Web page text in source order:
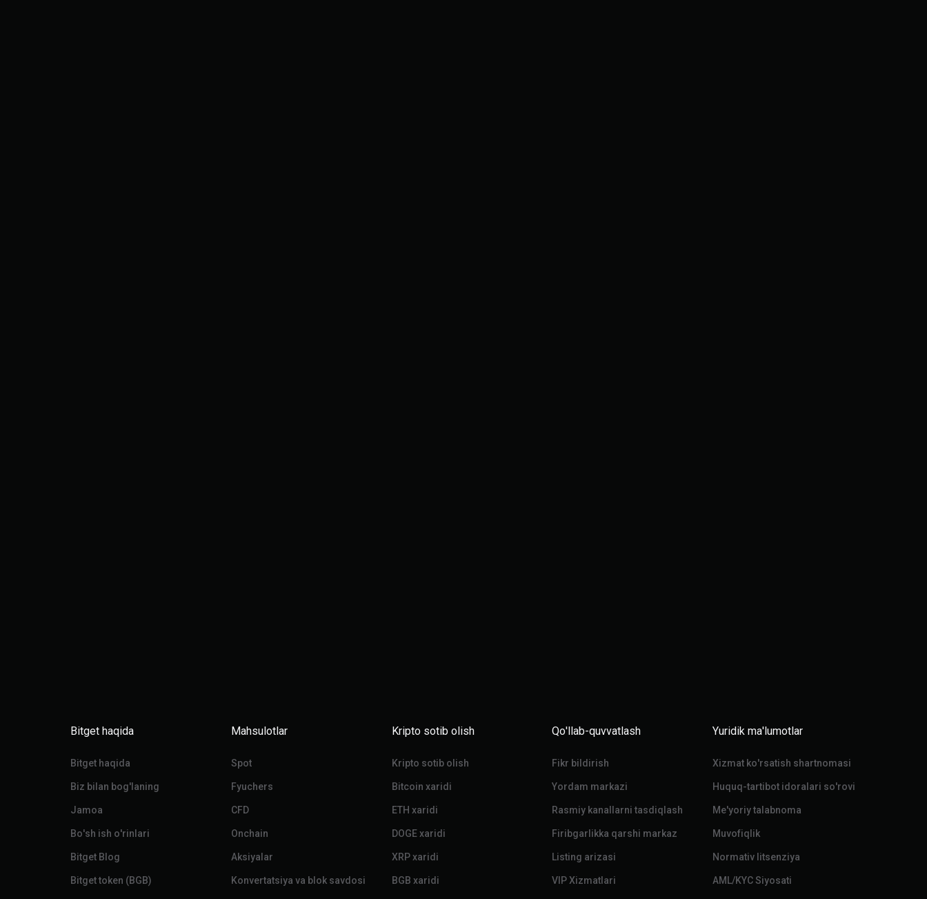
Bitget haqida
Bitget haqida
Biz bilan bog'laning
Jamoa
Bo'sh ish o'rinlari
Bitget Blog
Bitget token (BGB)
Mahsulotlar
Spot
Fyuchers
CFD
Onchain
Aksiyalar
Konvertatsiya va blok savdosi
Kripto sotib olish
Kripto sotib olish
Bitcoin xaridi
ETH xaridi
DOGE xaridi
XRP xaridi
BGB xaridi
Qo'llab-quvvatlash
Fikr bildirish
Yordam markazi
Rasmiy kanallarni tasdiqlash
Firibgarlikka qarshi markaz
Listing arizasi
VIP Xizmatlari
Yuridik ma'lumotlar
Xizmat ko'rsatish shartnomasi
Huquq-tartibot idoralari so'rovi
Me'yoriy talabnoma
Muvofiqlik
Normativ litsenziya
AML/KYC Siyosati